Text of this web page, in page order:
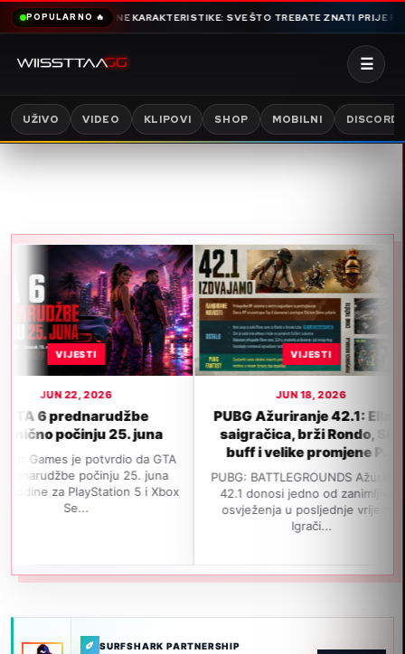
POPULARNO 🔥
I KLJUČNE KARAKTERISTIKE: SVE ŠTO TREBATE ZNATI PRIJE
☰
UŽIVO VIDEO KLIPOVI SHOP MOBILNI DISCORD
22, 2026
25. juna
je potvrdio da GTA
počinju 25. juna
PlayStation 5 i Xbox
VIJESTI
JUN 18, 2026
PUBG Ažuriranje 42.1: Ella AI
saigračica, brži Rondo, SLR
buff i velike promjene P...
PUBG: BATTLEGROUNDS Ažuriranje
42.1 donosi jedno od zanimljivijih
osvježenja u posljednje vrijeme.
SURFSHARK PARTNERSHIP